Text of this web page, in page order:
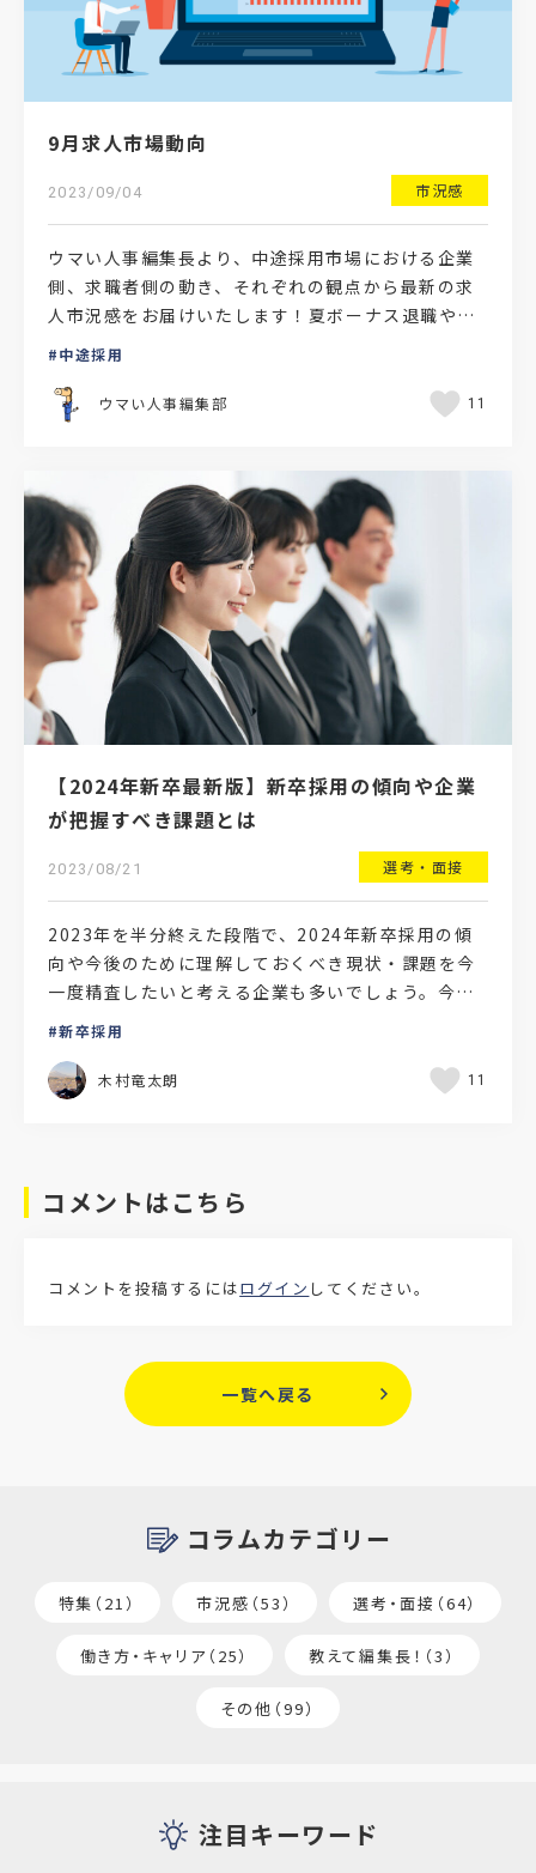
9月求人市場動向
2023/09/04 市況感
ウマい人事編集長より、中途採用市場における企業
側、求職者側の動き、それぞれの観点から最新の求
人市況感をお届けいたします！夏ボーナス退職や下
期の人事異動に合わせて転職希望者が動き出す9月は
中途採用
ウマい人事編集部 11
【2024年新卒最新版】新卒採用の傾向や企業
が把握すべき課題とは
2023/08/21 選考・面接
2023年を半分終えた段階で、2024年新卒採用の傾
向や今後のために理解しておくべき現状・課題を今
一度精査したいと考える企業も多いでしょう。今回
は、2024年の新卒採用にまつわる、以下のトピック
新卒採用
木村竜太朗 11
コメントはこちら
コメントを投稿するにはログイン してください。
一覧へ戻る
コラムカテゴリー
特集（21） 市況感（53） 選考・面接（64）
働き方・キャリア（25） 教えて編集長！（3）
その他（99）
注目キーワード